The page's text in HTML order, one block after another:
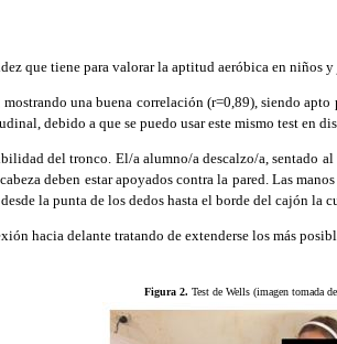
que tiene para valorar la aptitud aeróbica en
una buena correlación (r=0,89), siendo
debido a que se puedo usar este mismo test en
del tronco. El/a alumno/a descalzo/a, sentado
deben estar apoyados contra la pared. Las
la punta de los dedos hasta el borde del cajón la
hacia delante tratando de extenderse los más
Figura 2. Test de Wells (imagen tomada